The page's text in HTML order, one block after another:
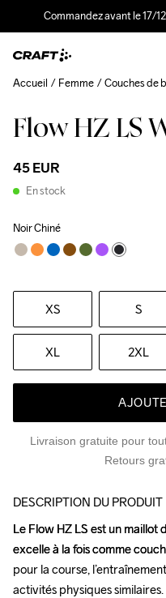
Commandez avant le 17/
Flow HZ LS
45 EUR
En stock
Noir Chiné
XS S
XL 2XL
Livraison gratuite pour
Retours
Accueil Femme Couches de
DESCRIPTION DU PRODUIT
Le Flow HZ LS est un
excelle à la fois comme
pour la course,
activités physiques similaires.
Le Flow HZ LS est un
excelle à la fois comme
pour la course,
activités physiques similaires.